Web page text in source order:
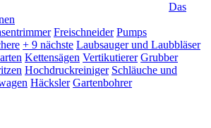
Das
Freischneider Pumps
+ 9 nächste Laubsauger und Laubbläser
Kettensägen Vertikutierer Grubber
Hochdruckreiniger Schläuche und
Häcksler Gartenbohrer